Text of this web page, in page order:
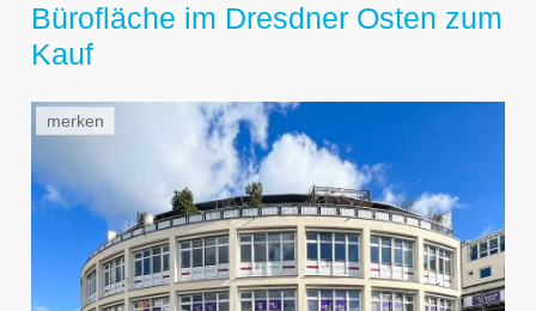
Bürofläche im Dresdner Osten zum
Kauf
merken